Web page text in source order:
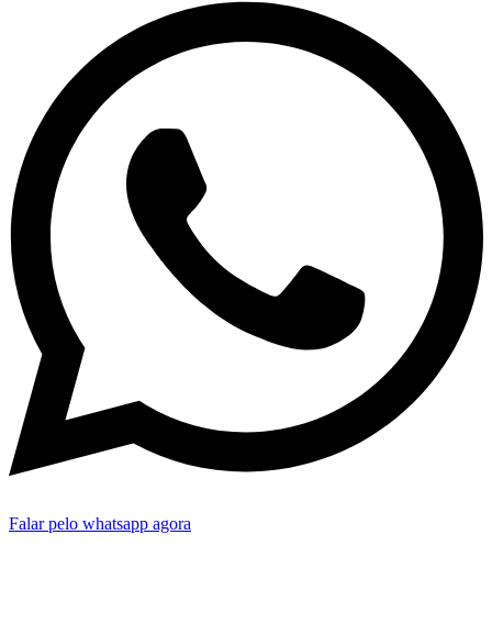
Falar pelo whatsapp agora